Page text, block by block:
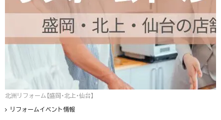
北洲リフォーム【盛岡・北上・仙台】
リフォームイベント情報